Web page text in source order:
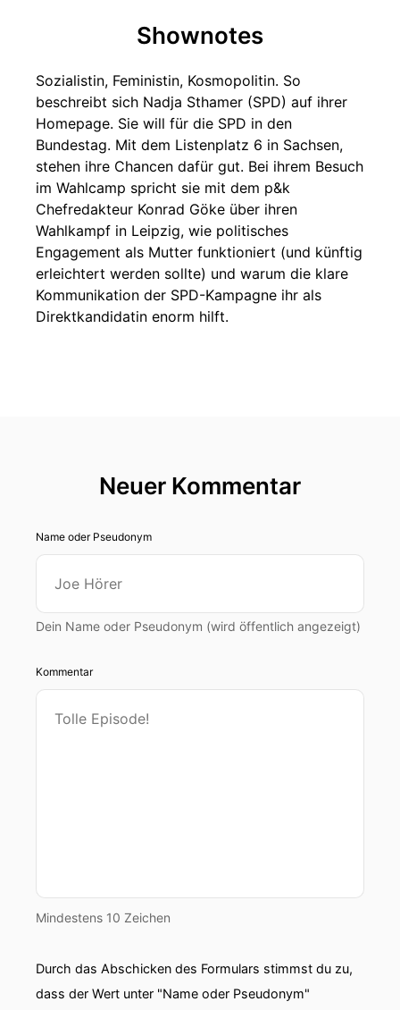
Shownotes
Sozialistin, Feministin, Kosmopolitin. So
beschreibt sich Nadja Sthamer (SPD) auf ihrer
Homepage. Sie will für die SPD in den
Bundestag. Mit dem Listenplatz 6 in Sachsen,
stehen ihre Chancen dafür gut. Bei ihrem Besuch
im Wahlcamp spricht sie mit dem p&k
Chefredakteur Konrad Göke über ihren
Wahlkampf in Leipzig, wie politisches
Engagement als Mutter funktioniert (und künftig
erleichtert werden sollte) und warum die klare
Kommunikation der SPD-Kampagne ihr als
Direktkandidatin enorm hilft.
Neuer Kommentar
Name oder Pseudonym
Dein Name oder Pseudonym (wird öffentlich angezeigt)
Kommentar
Mindestens 10 Zeichen
Durch das Abschicken des Formulars stimmst du zu,
dass der Wert unter "Name oder Pseudonym"